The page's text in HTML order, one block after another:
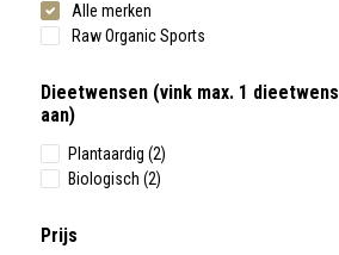
werkt,
kunt
u
en
swipetekens
gebruiken.
Alle merken
Raw Organic Sports
Dieetwensen (vink max. 1 dieetwens
aan)
Plantaardig (2)
Biologisch (2)
Prijs